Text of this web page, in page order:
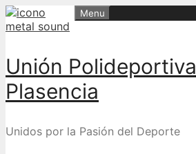
Skip
to
Unión Polideportiva
Plasencia
Unidos por la Pasión del Deporte
Menu